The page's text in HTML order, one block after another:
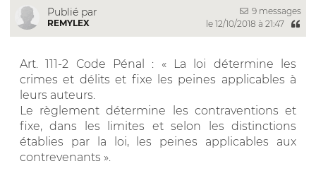
Publié par
REMYLEX
9 messages
le 12/10/2018 à 21:47
Art. 111-2 Code Pénal : « La loi détermine les
crimes et délits et fixe les peines applicables à
leurs auteurs.
Le règlement détermine les contraventions et
fixe, dans les limites et selon les distinctions
établies par la loi, les peines applicables aux
contrevenants ».